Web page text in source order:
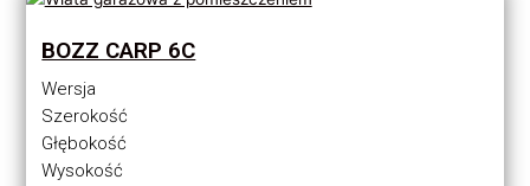
BOZZ CARP 6C
Wersja
Szerokość
Głębokość
Wysokość